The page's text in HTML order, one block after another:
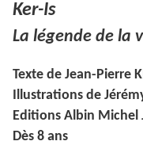
Ker-Is
La légende de la
Texte de Jean-Pierre
Illustrations de
Editions Albin Michel
Dès 8 ans